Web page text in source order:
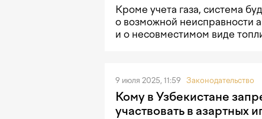
Кроме учета газа, система
о возможной неисправности
и о несовместимом виде
9 июля 2025, 11:59 Законодательство
Кому в Узбекистане
участвовать в азартных